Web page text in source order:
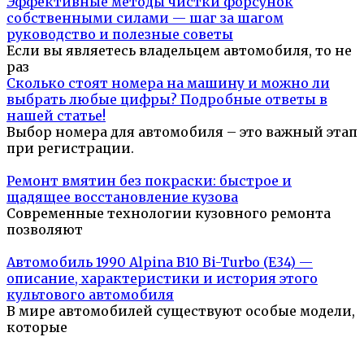
собственными силами — шаг за шагом
руководство и полезные советы
Если вы являетесь владельцем автомобиля, то не
раз
Сколько стоят номера на машину и можно ли
выбрать любые цифры? Подробные ответы в
нашей статье!
Выбор номера для автомобиля – это важный этап
при регистрации.
Ремонт вмятин без покраски: быстрое и
щадящее восстановление кузова
Современные технологии кузовного ремонта
позволяют
Автомобиль 1990 Alpina B10 Bi-Turbo (E34) —
описание, характеристики и история этого
культового автомобиля
В мире автомобилей существуют особые модели,
которые